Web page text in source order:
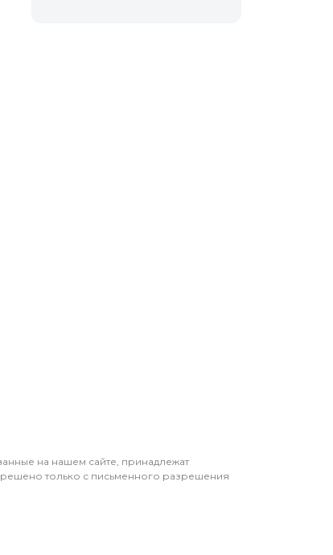
на нашем сайте, принадлежат
только с письменного разрешения